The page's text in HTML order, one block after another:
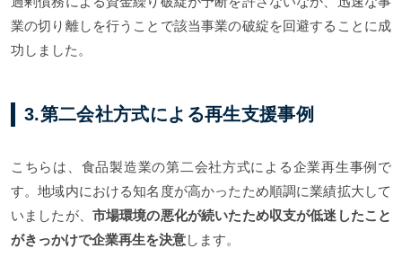
業の切り離しを行うことで該当事業の破綻を回避することに成
功しました。​​​​​
3.第二会社方式による再生支援事例
こちらは、食品製造業の第二会社方式による企業再生事例で
す。地域内における知名度が高かったため順調に業績拡大して
いましたが、 市場環境の悪化が続いたため収支が低迷したこと
がきっかけで企業再生を決意します。